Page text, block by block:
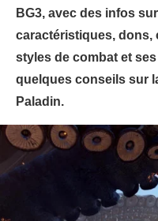
BG3, avec des infos
caractéristiques, dons,
styles de combat et
quelques conseils sur
Paladin.